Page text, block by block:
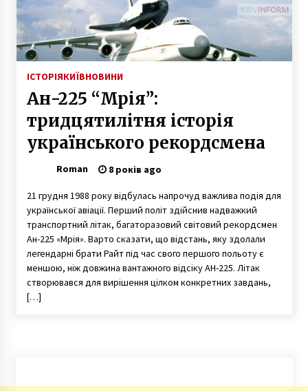
ІСТОРІЯКИЇВНОВИНИ
Ан-225 “Мрія”:
тридцятилітня історія
українського рекордсмена
Roman 8 років ago
21 грудня 1988 року відбулась напрочуд важлива подія для
української авіації. Перший політ здійснив надважкий
транспортний літак, багаторазовий світовий рекордсмен
Ан-225 «Мрія». Варто сказати, що відстань, яку здолали
легендарні брати Райт під час свого першого польоту є
меншою, ніж довжина вантажного відсіку АН-225. Літак
створювався для вирішення цілком конкретних завдань,
[…]